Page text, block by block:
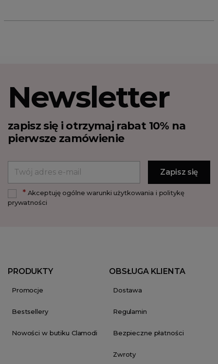
Newsletter
zapisz się i otrzymaj rabat 10% na
pierwsze zamówienie
*Akceptuję ogólne warunki użytkowania i politykę
prywatności
PRODUKTY
Promocje
Bestsellery
Nowości w butiku Clamodi
OBSŁUGA KLIENTA
Dostawa
Regulamin
Bezpieczne płatności
Zwroty